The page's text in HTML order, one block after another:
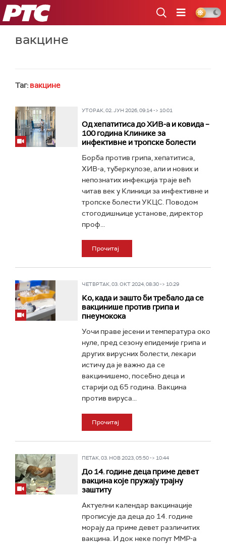
РТС
вакцине
Таг: вакцине
УТОРАК, 02. ЈУН 2026, 09:14 -> 10:01
Од хепатитиса до ХИВ-а и ковида –
100 година Клинике за
инфективне и тропске болести
Борба против грипа, хепатитиса,
ХИВ-а, туберкулозе, али и нових и
непознатих инфекција траје већ
читав век у Клиници за инфективне и
тропске болести УКЦС. Поводом
стогодишњице установе, директор
проф...
Прочитај
ЧЕТВРТАК, 03. ОКТ 2024, 08:30 -> 10:29
Ко, када и зашто би требало да се
вакцинише против грипа и
пнеумокока
Уочи праве јесени и температура око
нуле, пред сезону епидемије грипа и
других вирусних болести, лекари
истичу да је важно да се
вакцинишемо, посебно деца и
старији од 65 година. Вакцина
против вируса...
Прочитај
ПЕТАК, 03. НОВ 2023, 05:50 -> 10:44
До 14. године деца приме девет
вакцина које пружају трајну
заштиту
Актуелни календар вакцинације
прописује да деца до 14. године
морају да приме девет различитих
вакцина. И док неке попут ММР-а